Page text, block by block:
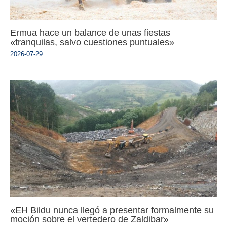
Ermua hace un balance de unas fiestas
«tranquilas, salvo cuestiones puntuales»
2026-07-29
«EH Bildu nunca llegó a presentar formalmente su
moción sobre el vertedero de Zaldibar»